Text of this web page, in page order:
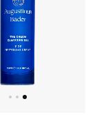
أحذية النسائية